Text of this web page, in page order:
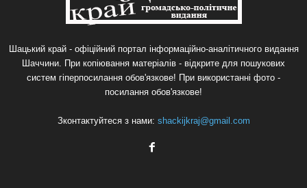
Шацький край - офіційний портал інформаційно-аналітичного видання
Шаччини. При копіювання матеріалів - відкрите для пошукових
систем гіперпосилання обов'язкове! При використанні фото -
посилання обов'язкове!
Зконтактуйтеся з нами: shackijkraj@gmail.com